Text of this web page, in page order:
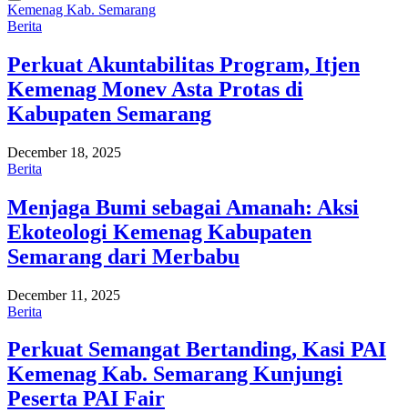
Kemenag Kab. Semarang
Berita
Perkuat Akuntabilitas Program, Itjen
Kemenag Monev Asta Protas di
Kabupaten Semarang
December 18, 2025
Berita
Menjaga Bumi sebagai Amanah: Aksi
Ekoteologi Kemenag Kabupaten
Semarang dari Merbabu
December 11, 2025
Berita
Perkuat Semangat Bertanding, Kasi PAI
Kemenag Kab. Semarang Kunjungi
Peserta PAI Fair